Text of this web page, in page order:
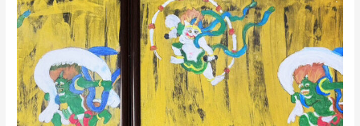
『接
吻』
に
挑
戦‼️
│K-